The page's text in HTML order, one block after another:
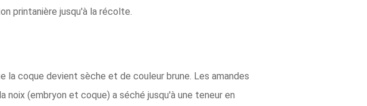
printanière jusqu'à la récolte.
coque devient sèche et de couleur brune. Les amandes
noix (embryon et coque) a séché jusqu'à une teneur en